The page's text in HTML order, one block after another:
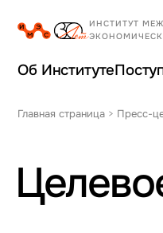
Об Институте
Главная страница > Пресс-